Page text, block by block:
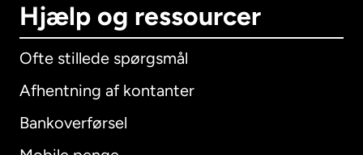
Hjælp og ressourcer
Ofte stillede spørgsmål
Afhentning af kontanter
Bankoverførsel